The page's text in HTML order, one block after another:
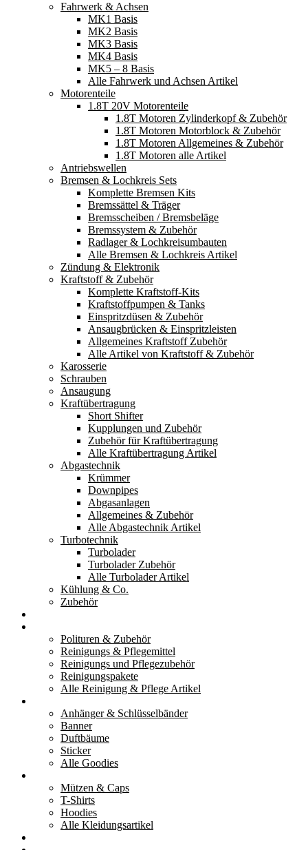
Fahrwerk & Achsen
MK1 Basis
MK2 Basis
MK3 Basis
MK4 Basis
MK5 – 8 Basis
Alle Fahrwerk und Achsen Artikel
Motorenteile
1.8T 20V Motorenteile
1.8T Motoren Zylinderkopf & Zubehör
1.8T Motoren Motorblock & Zubehör
1.8T Motoren Allgemeines & Zubehör
1.8T Motoren alle Artikel
Antriebswellen
Bremsen & Lochkreis Sets
Komplette Bremsen Kits
Bremssättel & Träger
Bremsscheiben / Bremsbeläge
Bremssystem & Zubehör
Radlager & Lochkreisumbauten
Alle Bremsen & Lochkreis Artikel
Zündung & Elektronik
Kraftstoff & Zubehör
Komplette Kraftstoff-Kits
Kraftstoffpumpen & Tanks
Einspritzdüsen & Zubehör
Ansaugbrücken & Einspritzleisten
Allgemeines Kraftstoff Zubehör
Alle Artikel von Kraftstoff & Zubehör
Karosserie
Schrauben
Ansaugung
Kraftübertragung
Short Shifter
Kupplungen und Zubehör
Zubehör für Kraftübertragung
Alle Kraftübertragung Artikel
Abgastechnik
Krümmer
Downpipes
Abgasanlagen
Allgemeines & Zubehör
Alle Abgastechnik Artikel
Turbotechnik
Turbolader
Turbolader Zubehör
Alle Turbolader Artikel
Kühlung & Co.
Zubehör
Polituren & Zubehör
Reinigungs & Pflegemittel
Reinigungs und Pflegezubehör
Reinigungspakete
Alle Reinigung & Pflege Artikel
Anhänger & Schlüsselbänder
Banner
Duftbäume
Sticker
Alle Goodies
Mützen & Caps
T-Shirts
Hoodies
Alle Kleidungsartikel